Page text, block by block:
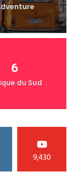
6
du Sud
9,430